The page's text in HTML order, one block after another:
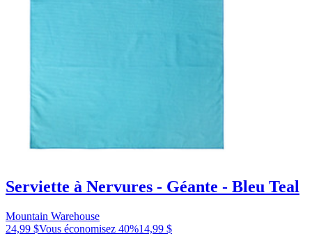
Serviette à Nervures - Géante - Bleu Teal
Mountain Warehouse
24,99 $Vous économisez 40%14,99 $